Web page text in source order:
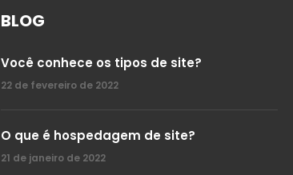
BLOG
Você conhece os tipos de site?
22 de fevereiro de 2022
O que é hospedagem de site?
21 de janeiro de 2022